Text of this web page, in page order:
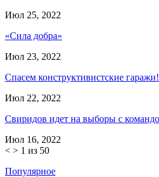
Июл 25, 2022
«Сила добра»
Июл 23, 2022
Спасем конструктивистские гаражи!
Июл 22, 2022
Свиридов идет на выборы с
Июл 16, 2022
< > 1 из 50
Популярное